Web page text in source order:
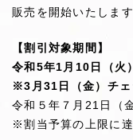
販売を開始いたします
【割引対象期間】
令和5年1月10日（火
※3月31日（金）チェ
令和５年７月21日（
※割当予算の上限に